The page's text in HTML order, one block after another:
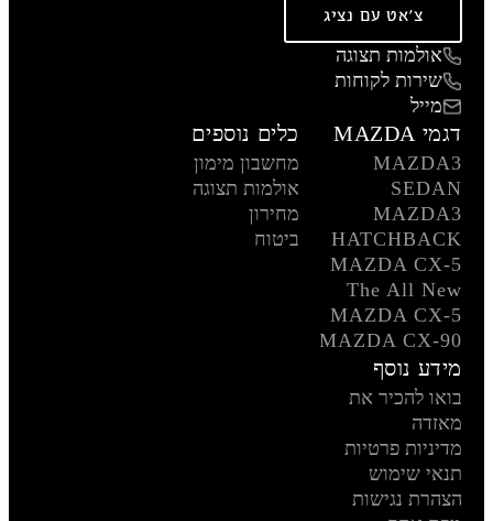
צ'אט עם נציג
אולמות תצוגה
שירות לקוחות
מייל
דגמי MAZDA
MAZDA3
SEDAN
MAZDA3
HATCHBACK
MAZDA CX-5
The All New
MAZDA CX-5
MAZDA CX-90
כלים נוספים
מחשבון מימון
אולמות תצוגה
מחירון
ביטוח
מידע נוסף
בואו להכיר את
מאזדה
מדיניות פרטיות
תנאי שימוש
הצהרת נגישות